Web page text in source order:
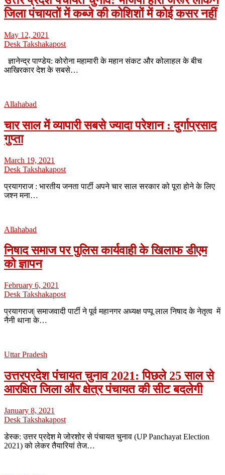
जिला पंचायतों में कब्जे की कोशिशों में कोई कसर नहीं
May 12, 2021
Desk Takshakapost
ज्ञानेन्द्र पाण्डेय: कोरोना महामारी के महान संकट और कोलाहल के बीच
आखिरकार देश के सबसे…
Allahabad
चार साल में व्यापारी सबसे ज्यादा परेशान : दुर्गाप्रसाद
गुप्ता
March 19, 2021
Desk Takshakapost
प्रयागराज : भारतीय जनता पार्टी अपने चार साल सरकार को पूरा होने के लिए
जश्न मना…
Allahabad
निषाद समाज पर पुलिस कार्यवाही के खिलाफ डीएम
को ज्ञापन
February 6, 2021
Desk Takshakapost
प्रयागराज| समाजवादी पार्टी ने पूर्व महानगर अध्यक्ष पप्पू लाल निषाद के नेतृत्व में
नैनी थाना के…
Uttar Pradesh
उत्तरप्रदेश पंचायत चुनाव 2021: पिछले 25 साल से
आरक्षित जिला और क्षेत्र पंचायत की सीट बदलेगी
January 8, 2021
Desk Takshakapost
डेस्क: उत्तर प्रदेश मे जोरशोर से पंचायत चुनाव (UP Panchayat Election
2021) को लेकर तैयारियां तेज…